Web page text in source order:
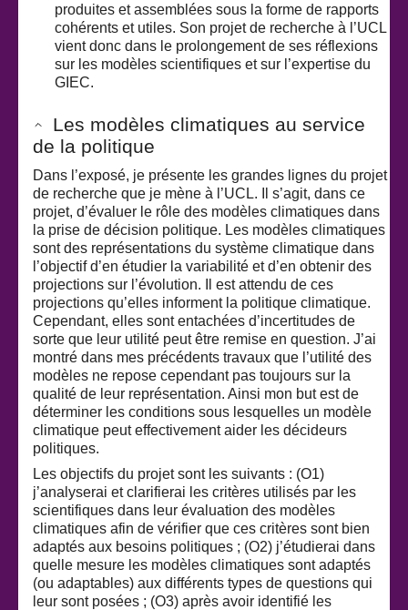
produites et assemblées sous la forme de rapports
cohérents et utiles. Son projet de recherche à l’UCL
vient donc dans le prolongement de ses réflexions
sur les modèles scientifiques et sur l’expertise du
GIEC.
Les modèles climatiques au service
de la politique
Dans l’exposé, je présente les grandes lignes du projet
de recherche que je mène à l’UCL. Il s’agit, dans ce
projet, d’évaluer le rôle des modèles climatiques dans
la prise de décision politique. Les modèles climatiques
sont des représentations du système climatique dans
l’objectif d’en étudier la variabilité et d’en obtenir des
projections sur l’évolution. Il est attendu de ces
projections qu’elles informent la politique climatique.
Cependant, elles sont entachées d’incertitudes de
sorte que leur utilité peut être remise en question. J’ai
montré dans mes précédents travaux que l’utilité des
modèles ne repose cependant pas toujours sur la
qualité de leur représentation. Ainsi mon but est de
déterminer les conditions sous lesquelles un modèle
climatique peut effectivement aider les décideurs
politiques.
Les objectifs du projet sont les suivants : (O1)
j’analyserai et clarifierai les critères utilisés par les
scientifiques dans leur évaluation des modèles
climatiques afin de vérifier que ces critères sont bien
adaptés aux besoins politiques ; (O2) j’étudierai dans
quelle mesure les modèles climatiques sont adaptés
(ou adaptables) aux différents types de questions qui
leur sont posées ; (O3) après avoir identifié les